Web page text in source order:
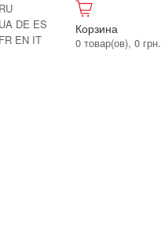
RU
UA DE ES
FR EN IT
Корзина
0 товар(ов), 0 грн.